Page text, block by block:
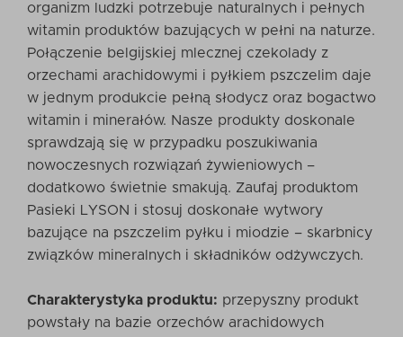
organizm ludzki potrzebuje naturalnych i pełnych
witamin produktów bazujących w pełni na naturze.
Połączenie belgijskiej mlecznej czekolady z
orzechami arachidowymi i pyłkiem pszczelim daje
w jednym produkcie pełną słodycz oraz bogactwo
witamin i minerałów. Nasze produkty doskonale
sprawdzają się w przypadku poszukiwania
nowoczesnych rozwiązań żywieniowych –
dodatkowo świetnie smakują. Zaufaj produktom
Pasieki LYSON i stosuj doskonałe wytwory
bazujące na pszczelim pyłku i miodzie – skarbnicy
związków mineralnych i składników odżywczych.
Charakterystyka produktu: przepyszny produkt
powstały na bazie orzechów arachidowych